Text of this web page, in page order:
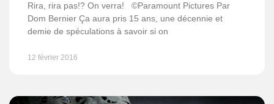
Rira, rira pas!? On verra! ©Paramount Pictures Par
Dom Bernier Ça aura pris 15 ans, une décennie et
demie de spéculations à savoir si on
12 février 2016